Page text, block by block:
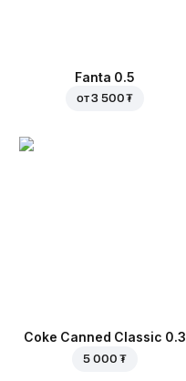
Fanta 0.5
от3 500 ₮
Coke Canned Classic 0.3
5 000 ₮